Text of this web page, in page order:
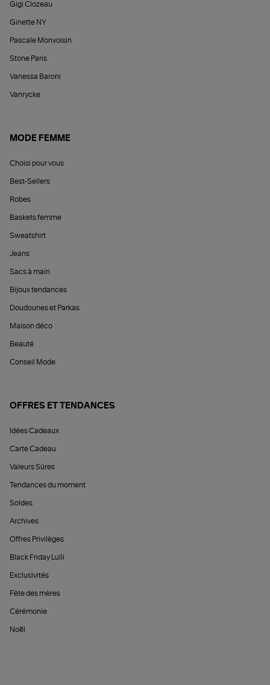
Gigi Clozeau
Ginette NY
Pascale Monvoisin
Stone Paris
Vanessa Baroni
Vanrycke
MODE FEMME
Choisi pour vous
Best-Sellers
Robes
Baskets femme
Sweatshirt
Jeans
Sacs à main
Bijoux tendances
Doudounes et Parkas
Maison déco
Beauté
Conseil Mode
OFFRES ET TENDANCES
Idées Cadeaux
Carte Cadeau
Valeurs Sûres
Tendances du moment
Soldes
Archives
Offres Privilèges
Black Friday Lulli
Exclusivités
Fête des mères
Cérémonie
Noël